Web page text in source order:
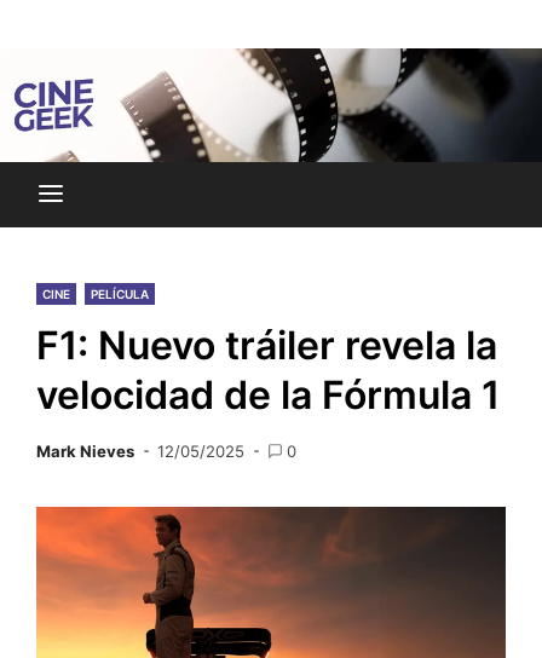
Cine Geek
CINE PELÍCULA
F1: Nuevo tráiler revela la
velocidad de la Fórmula 1
Mark Nieves 12/05/2025 0